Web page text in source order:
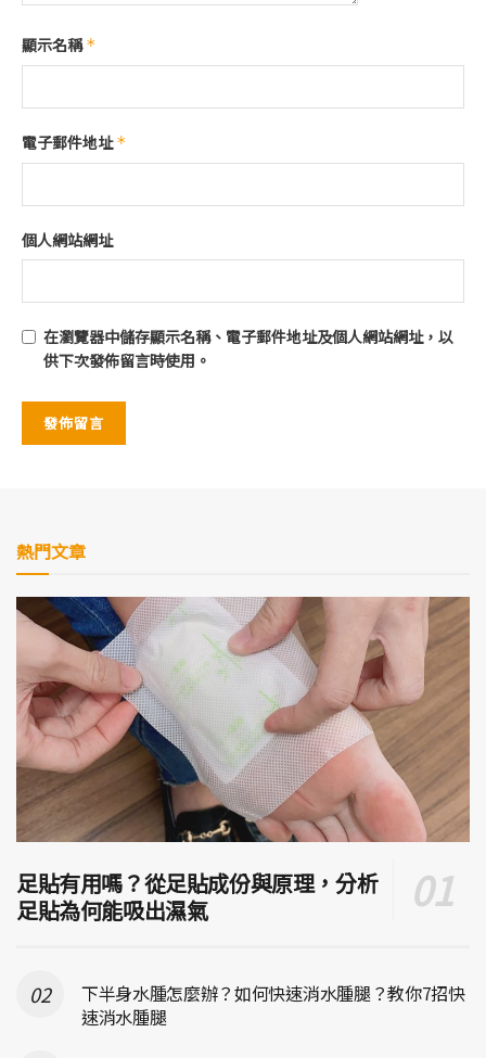
顯示名稱*
電子郵件地址*
個人網站網址
在瀏覽器中儲存顯示名稱、電子郵件地址及個人網站網址，以
供下次發佈留言時使用。
熱門文章
足貼有用嗎？從足貼成份與原理，分析
足貼為何能吸出濕氣
下半身水腫怎麼辦？如何快速消水腫腿？教你7招快
速消水腫腿